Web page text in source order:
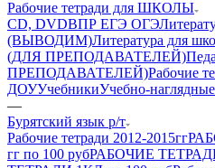
Рабочие тетради для ШКОЛЫ
CD, DVDВПР ЕГЭ ОГЭ
(ВЫВОДИМ)Литература для
(ДЛЯ ПРЕПОДАВАТЕЛЕЙ)
ПРЕПОДАВАТЕЛЕЙ)Рабочие
ДОУУчебникиУчебно-
—
Бурятский язык р/т
Рабочие тетради 2012-2015гг
гг по 100 рубРАБОЧИЕ